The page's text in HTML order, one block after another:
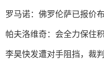
罗马诺：佛罗伦萨已报价
帕夫洛维奇：会全力保住
李昊快发遭对手阻挡，裁